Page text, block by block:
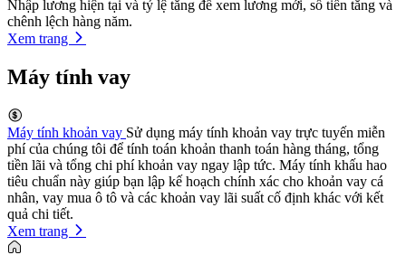
Nhập lương hiện tại và tỷ lệ tăng để xem lương mới, số tiền tăng và
chênh lệch hàng năm.
Xem trang
Máy tính vay
Máy tính khoản vay Sử dụng máy tính khoản vay trực tuyến miễn
phí của chúng tôi để tính toán khoản thanh toán hàng tháng, tổng
tiền lãi và tổng chi phí khoản vay ngay lập tức. Máy tính khấu hao
tiêu chuẩn này giúp bạn lập kế hoạch chính xác cho khoản vay cá
nhân, vay mua ô tô và các khoản vay lãi suất cố định khác với kết
quả chi tiết.
Xem trang